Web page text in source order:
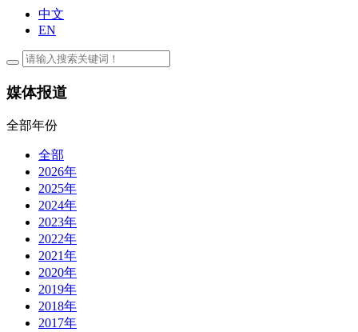
中文
EN
媒体报道
全部年份
全部
2026年
2025年
2024年
2023年
2022年
2021年
2020年
2019年
2018年
2017年